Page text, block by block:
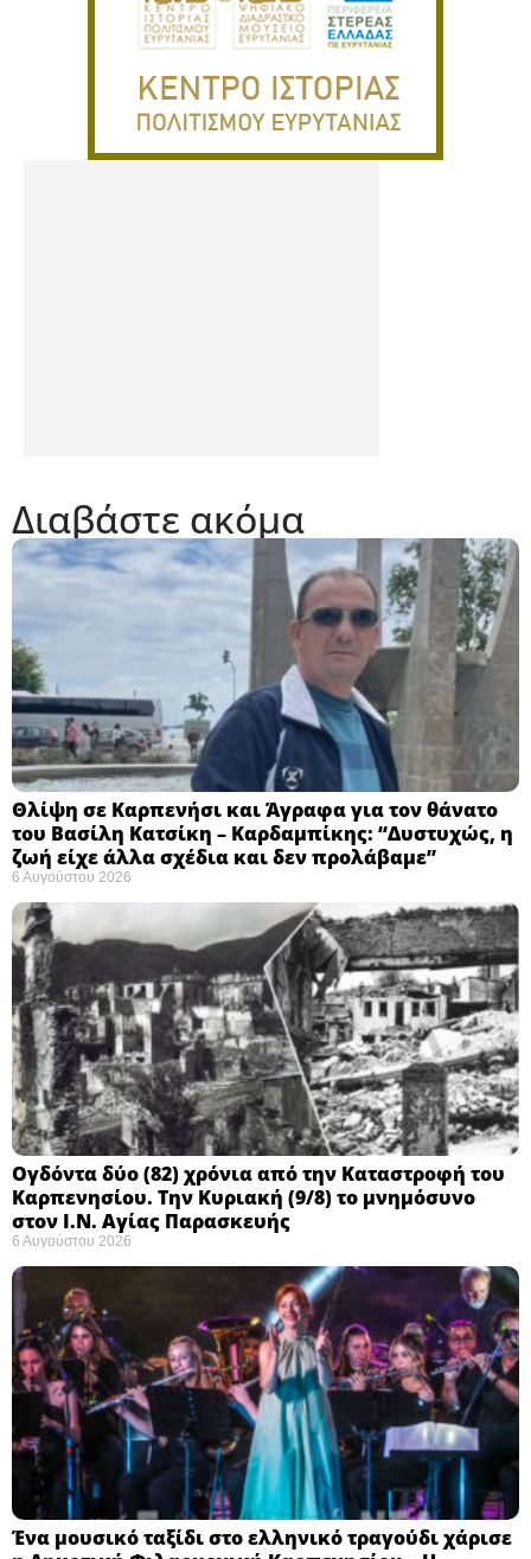
Διαβάστε ακόμα
Θλίψη σε Καρπενήσι και Άγραφα για τον θάνατο
του Βασίλη Κατσίκη – Καρδαμπίκης: “Δυστυχώς, η
ζωή είχε άλλα σχέδια και δεν προλάβαμε”
6 Αυγούστου 2026
Ογδόντα δύο (82) χρόνια από την Καταστροφή του
Καρπενησίου. Την Κυριακή (9/8) το μνημόσυνο
στον Ι.Ν. Αγίας Παρασκευής
6 Αυγούστου 2026
Ένα μουσικό ταξίδι στο ελληνικό τραγούδι χάρισε